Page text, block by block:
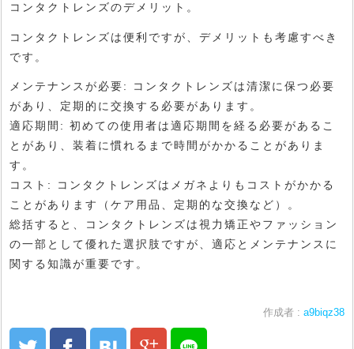
コンタクトレンズのデメリット。
コンタクトレンズは便利ですが、デメリットも考慮すべき
です。
メンテナンスが必要: コンタクトレンズは清潔に保つ必要
があり、定期的に交換する必要があります。
適応期間: 初めての使用者は適応期間を経る必要があるこ
とがあり、装着に慣れるまで時間がかかることがありま
す。
コスト: コンタクトレンズはメガネよりもコストがかかる
ことがあります（ケア用品、定期的な交換など）。
総括すると、コンタクトレンズは視力矯正やファッション
の一部として優れた選択肢ですが、適応とメンテナンスに
関する知識が重要です。
作成者 : a9biqz38